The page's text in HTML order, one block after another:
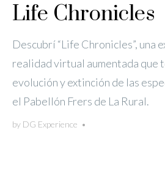
Life Chronicles
Descubrí “Life Chronicles”, una
realidad virtual aumentada que
evolución y extinción de las
el Pabellón Frers de La Rural.
by DG Experience •